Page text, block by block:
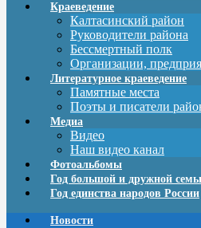
Краеведение
Калтасинский район
Руководители района
Бессмертный полк
Организации,
Литературное краеведение
Памятные места
Поэты и писатели
Медиа
Видео
Наш видео канал
Фотоальбомы
Год большой и дружной
Год единства народов России
Новости